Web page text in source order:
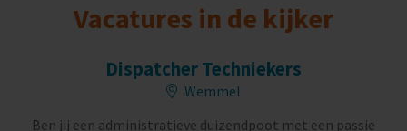
Vacatures in de kijker
Dispatcher Techniekers
Wemmel
Ben jij een administratieve duizendpoot met een passie